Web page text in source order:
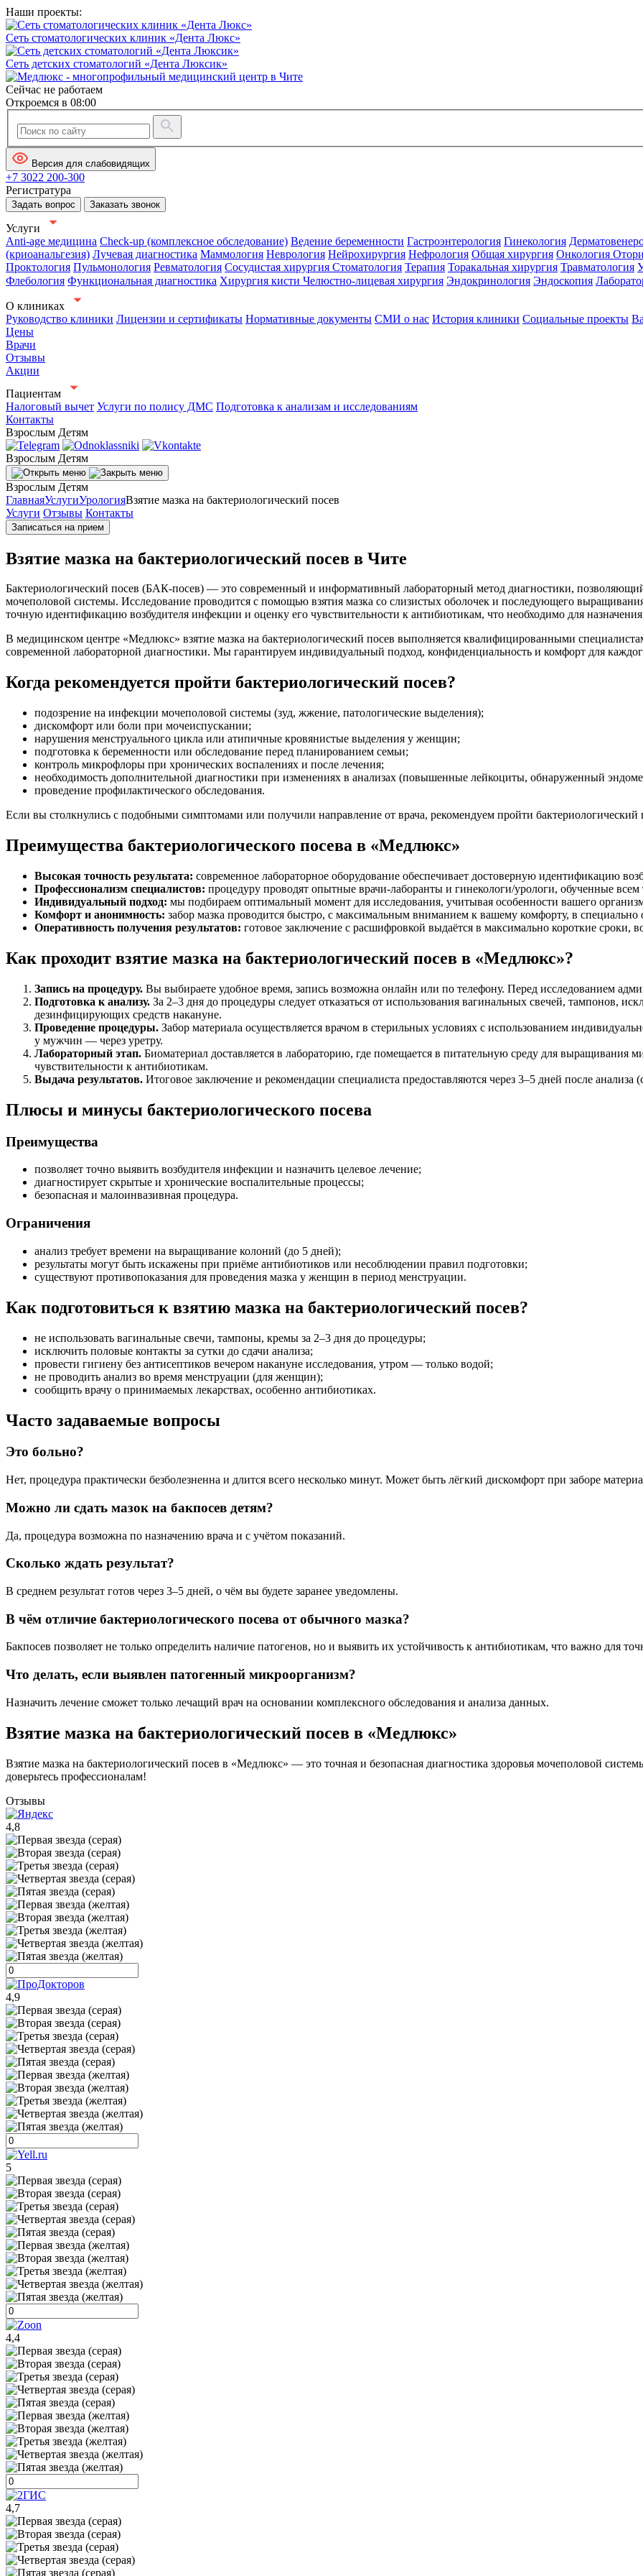
Наши проекты:
Сеть стоматологических клиник «Дента Люкс»
Сеть детских стоматологий «Дента Люксик»
Сейчас не работаем
Откроемся в 08:00
Версия для слабовидящих
+7 3022 200-300
Регистратура
Задать вопрос Заказать звонок
Услуги
Anti-age медицина Check-up (комплексное обследование) Ведение беременности Гастроэнтерология Гинекология
(криоанальгезия) Лучевая диагностика Маммология Неврология Нейрохирургия Нефрология Общая хирургия Онкология
Проктология Пульмонология Ревматология Сосудистая хирургия Стоматология Терапия Торакальная хирургия Травматология
Флебология Функциональная диагностика Хирургия кисти Челюстно-лицевая хирургия Эндокринология Эндоскопия
О клиниках
Руководство клиники Лицензии и сертификаты Нормативные документы СМИ о нас История клиники Социальные проекты
Цены
Врачи
Отзывы
Акции
Пациентам
Налоговый вычет Услуги по полису ДМС Подготовка к анализам и исследованиям
Контакты
Взрослым Детям
Взрослым Детям
Взрослым Детям
ГлавнаяУслугиУрологияВзятие мазка на бактериологический посев
Услуги Отзывы Контакты
Записаться на прием
Взятие мазка на бактериологический посев в Чите
Бактериологический посев (БАК-посев) — это современный и информативный лабораторный метод диагностики,
мочеполовой системы. Исследование проводится с помощью взятия мазка со слизистых оболочек и последующего
точную идентификацию возбудителя инфекции и оценку его чувствительности к антибиотикам, что необходимо для
В медицинском центре «Медлюкс» взятие мазка на бактериологический посев выполняется квалифицированными
современной лабораторной диагностики. Мы гарантируем индивидуальный подход, конфиденциальность и комфорт для
Когда рекомендуется пройти бактериологический посев?
подозрение на инфекции мочеполовой системы (зуд, жжение, патологические выделения);
дискомфорт или боли при мочеиспускании;
нарушения менструального цикла или атипичные кровянистые выделения у женщин;
подготовка к беременности или обследование перед планированием семьи;
контроль микрофлоры при хронических воспалениях и после лечения;
необходимость дополнительной диагностики при изменениях в анализах (повышенные лейкоциты, обнаруженный
проведение профилактического обследования.
Если вы столкнулись с подобными симптомами или получили направление от врача, рекомендуем пройти
Преимущества бактериологического посева в «Медлюкс»
Высокая точность результата: современное лабораторное оборудование обеспечивает достоверную идентификацию
Профессионализм специалистов: процедуру проводят опытные врачи-лаборанты и гинекологи/урологи, обученные всем
Индивидуальный подход: мы подбираем оптимальный момент для исследования, учитывая особенности вашего
Комфорт и анонимность: забор мазка проводится быстро, с максимальным вниманием к вашему комфорту, в специально
Оперативность получения результатов: готовое заключение с расшифровкой выдаётся в максимально короткие сроки,
Как проходит взятие мазка на бактериологический посев в «Медлюкс»?
Запись на процедуру. Вы выбираете удобное время, запись возможна онлайн или по телефону. Перед исследованием
Подготовка к анализу. За 2–3 дня до процедуры следует отказаться от использования вагинальных свечей, тампонов,
дезинфицирующих средств накануне.
Проведение процедуры. Забор материала осуществляется врачом в стерильных условиях с использованием
у мужчин — через уретру.
Лабораторный этап. Биоматериал доставляется в лабораторию, где помещается в питательную среду для выращивания
чувствительности к антибиотикам.
Выдача результатов. Итоговое заключение и рекомендации специалиста предоставляются через 3–5 дней после анализа
Плюсы и минусы бактериологического посева
Преимущества
позволяет точно выявить возбудителя инфекции и назначить целевое лечение;
диагностирует скрытые и хронические воспалительные процессы;
безопасная и малоинвазивная процедура.
Ограничения
анализ требует времени на выращивание колоний (до 5 дней);
результаты могут быть искажены при приёме антибиотиков или несоблюдении правил подготовки;
существуют противопоказания для проведения мазка у женщин в период менструации.
Как подготовиться к взятию мазка на бактериологический посев?
не использовать вагинальные свечи, тампоны, кремы за 2–3 дня до процедуры;
исключить половые контакты за сутки до сдачи анализа;
провести гигиену без антисептиков вечером накануне исследования, утром — только водой;
не проводить анализ во время менструации (для женщин);
сообщить врачу о принимаемых лекарствах, особенно антибиотиках.
Часто задаваемые вопросы
Это больно?
Нет, процедура практически безболезненна и длится всего несколько минут. Может быть лёгкий дискомфорт при заборе
Можно ли сдать мазок на бакпосев детям?
Да, процедура возможна по назначению врача и с учётом показаний.
Сколько ждать результат?
В среднем результат готов через 3–5 дней, о чём вы будете заранее уведомлены.
В чём отличие бактериологического посева от обычного мазка?
Бакпосев позволяет не только определить наличие патогенов, но и выявить их устойчивость к антибиотикам, что важно для
Что делать, если выявлен патогенный микроорганизм?
Назначить лечение сможет только лечащий врач на основании комплексного обследования и анализа данных.
Взятие мазка на бактериологический посев в «Медлюкс»
Взятие мазка на бактериологический посев в «Медлюкс» — это точная и безопасная диагностика здоровья мочеполовой
доверьтесь профессионалам!
Отзывы
4,8
4,9
5
4,4
4,7